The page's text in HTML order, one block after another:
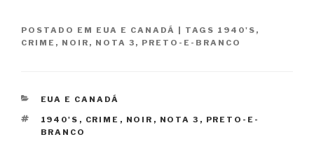
POSTADO EM EUA E CANADÁ | TAGS 1940'S ,
CRIME , NOIR , NOTA 3 , PRETO-E-BRANCO
CATEGORIAS
EUA E CANADÁ
TAGS
1940'S , CRIME , NOIR , NOTA 3 , PRETO-E-
BRANCO